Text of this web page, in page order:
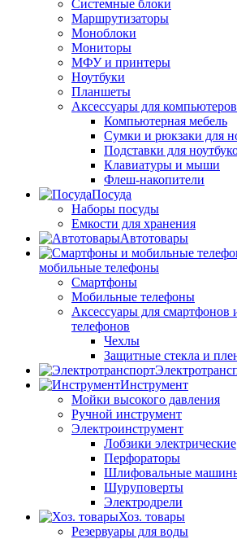
Системные блоки
Маршрутизаторы
Моноблоки
Мониторы
МФУ и принтеры
Ноутбуки
Планшеты
Аксессуары для компьютеров
Компьютерная мебель
Сумки и рюкзаки для
Подставки для
Клавиатуры и мыши
Флеш-накопители
Посуда
Наборы посуды
Емкости для хранения
Автотовары
мобильные телефоны
Смартфоны
Мобильные телефоны
Аксессуары для смартфонов
телефонов
Чехлы
Защитные стекла и
Инструмент
Мойки высокого давления
Ручной инструмент
Электроинструмент
Лобзики электрические
Перфораторы
Шлифовальные
Шуруповерты
Электродрели
Хоз. товары
Резервуары для воды